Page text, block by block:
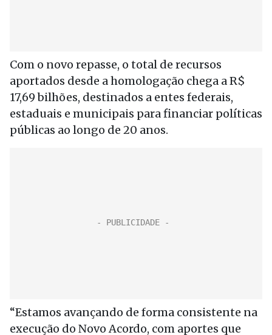
Com o novo repasse, o total de recursos
aportados desde a homologação chega a R$
17,69 bilhões, destinados a entes federais,
estaduais e municipais para financiar políticas
públicas ao longo de 20 anos.
“Estamos avançando de forma consistente na
execução do Novo Acordo, com aportes que